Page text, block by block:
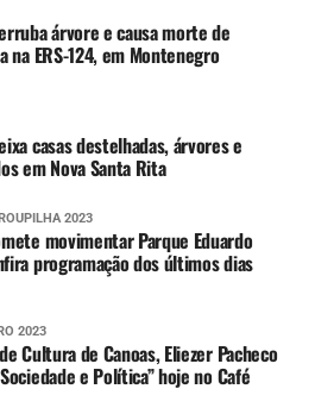
árvore e causa morte de
na ERS-124, em Montenegro
casas destelhadas, árvores e
em Nova Santa Rita
2023
movimentar Parque Eduardo
programação dos últimos dias
2023
Cultura de Canoas, Eliezer Pacheco
e Política” hoje no Café